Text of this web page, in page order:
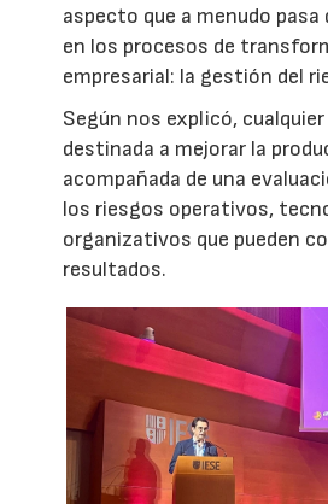
aspecto que a menudo pasa
en los procesos de
empresarial: la gestión del
Según nos explicó,
destinada a mejorar la
acompañada de una
los riesgos operativos,
organizativos que pueden
resultados.